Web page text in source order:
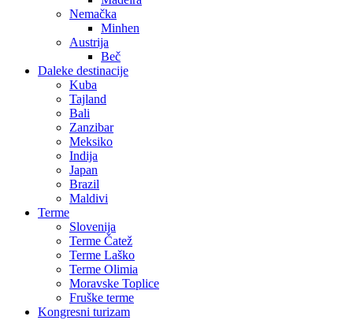
Nemačka
Minhen
Austrija
Beč
Daleke destinacije
Kuba
Tajland
Bali
Zanzibar
Meksiko
Indija
Japan
Brazil
Maldivi
Terme
Slovenija
Terme Čatež
Terme Laško
Terme Olimia
Moravske Toplice
Fruške terme
Kongresni turizam